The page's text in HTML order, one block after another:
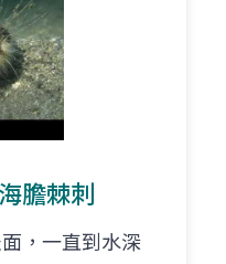
膽棘刺
，一直到水深